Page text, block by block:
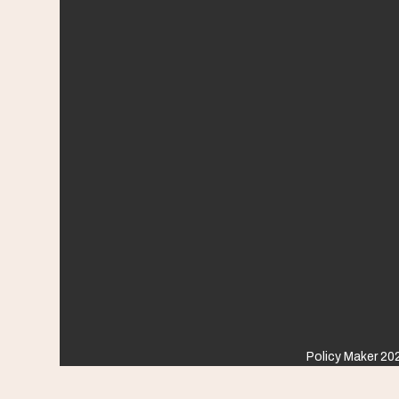
Policy Maker